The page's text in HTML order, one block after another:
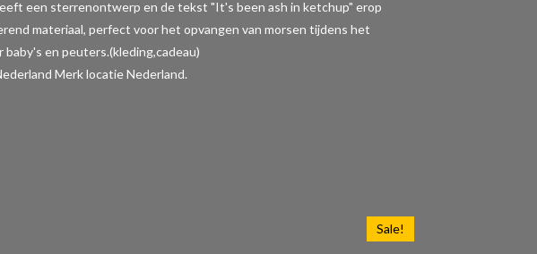
een sterrenontwerp en de tekst "It's been ash in ketchup" erop
materiaal, perfect voor het opvangen van morsen tijdens het
en peuters.(kleding,cadeau)
Merk locatie Nederland.
Sale!